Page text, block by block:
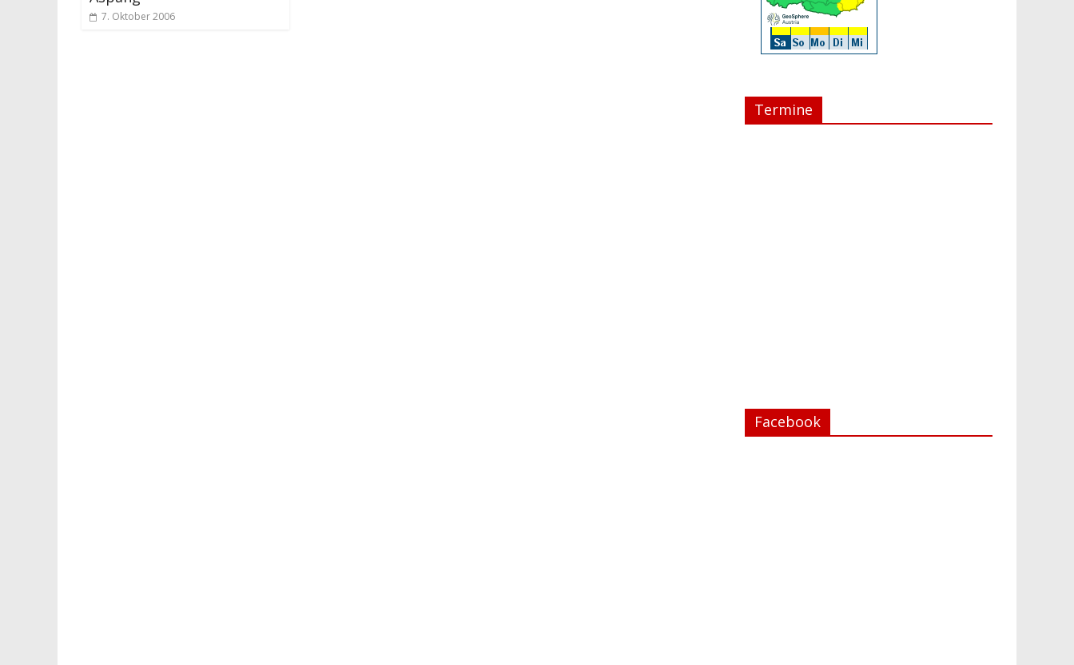
7. Oktober 2006
Termine
Facebook